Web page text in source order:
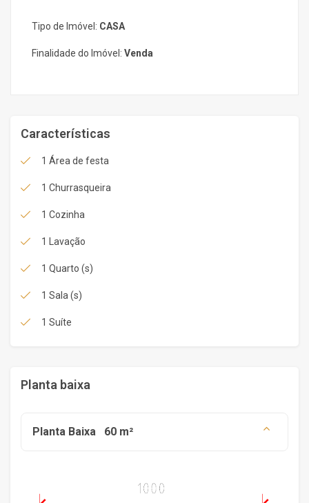
Tipo de Imóvel: CASA
Finalidade do Imóvel: Venda
Características
1 Área de festa
1 Churrasqueira
1 Cozinha
1 Lavação
1 Quarto (s)
1 Sala (s)
1 Suíte
Planta baixa
Planta Baixa 60 m²